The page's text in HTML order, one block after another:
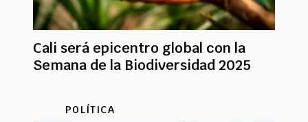
Cali será epicentro global con la
Semana de la Biodiversidad 2025
POLÍTICA